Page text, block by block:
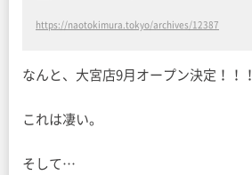
https://naotokimura.tokyo/archives/12387
なんと、大宮店9月オープン決定！！！
これは凄い。
そして…